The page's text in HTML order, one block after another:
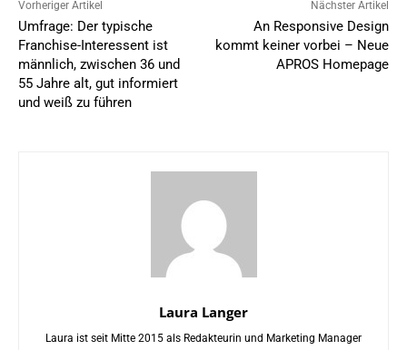
Vorheriger Artikel
Umfrage: Der typische
Franchise-Interessent ist
männlich, zwischen 36 und
55 Jahre alt, gut informiert
und weiß zu führen
Nächster Artikel
An Responsive Design
kommt keiner vorbei – Neue
APROS Homepage
Laura Langer
Laura ist seit Mitte 2015 als Redakteurin und Marketing Manager